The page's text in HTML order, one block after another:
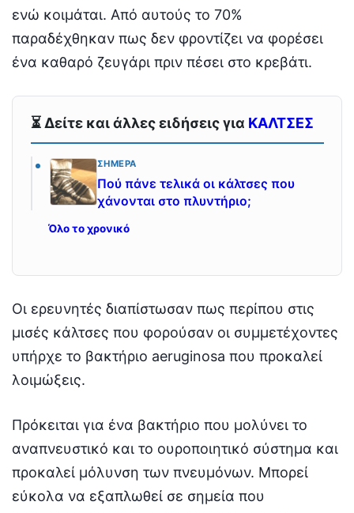
ενώ κοιμάται. Από αυτούς το 70%
παραδέχθηκαν πως δεν φροντίζει να φορέσει
ένα καθαρό ζευγάρι πριν πέσει στο κρεβάτι.
⏳ Δείτε και άλλες ειδήσεις για ΚΑΛΤΣΕΣ
ΣΉΜΕΡΑ
Πού πάνε τελικά οι κάλτσες που
χάνονται στο πλυντήριο;
Όλο το χρονικό
Οι ερευνητές διαπίστωσαν πως περίπου στις
μισές κάλτσες που φορούσαν οι συμμετέχοντες
υπήρχε το βακτήριο aeruginosa που προκαλεί
λοιμώξεις.
Πρόκειται για ένα βακτήριο που μολύνει το
αναπνευστικό και το ουροποιητικό σύστημα και
προκαλεί μόλυνση των πνευμόνων. Μπορεί
εύκολα να εξαπλωθεί σε σημεία που